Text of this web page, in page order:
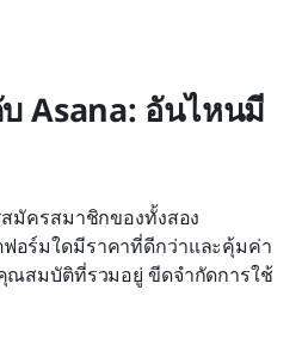
Asana: อันไหนมี
สมัครสมาชิกของทั้งสอง
อร์มใดมีราคาที่ดีกว่าและคุ้มค่า
ณสมบัติที่รวมอยู่ ขีดจำกัดการใช้